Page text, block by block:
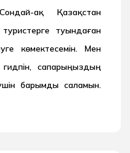
ақ Қазақстан
туындаған
көмектесемін. Мен
сапарыңыздың
барымды саламын.